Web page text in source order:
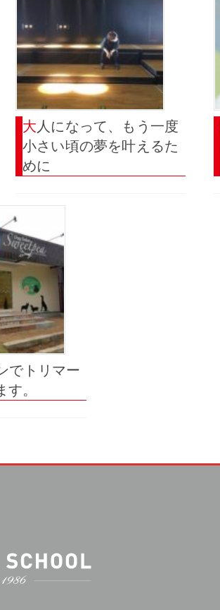
大人になって、もう一度
小さい頃の夢を叶えるた
めに
。